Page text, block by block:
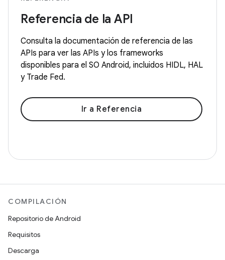
Referencia de la API
Consulta la documentación de referencia de las
APIs para ver las APIs y los frameworks
disponibles para el SO Android, incluidos HIDL, HAL
y Trade Fed.
Ir a Referencia
COMPILACIÓN
Repositorio de Android
Requisitos
Descarga